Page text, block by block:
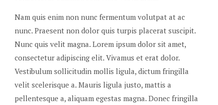
Nam quis enim non nunc fermentum volutpat at ac
nunc. Praesent non dolor quis turpis placerat suscipit.
Nunc quis velit magna. Lorem ipsum dolor sit amet,
consectetur adipiscing elit. Vivamus et erat dolor.
Vestibulum sollicitudin mollis ligula, dictum fringilla
velit scelerisque a. Mauris ligula justo, mattis a
pellentesque a, aliquam egestas magna. Donec fringilla